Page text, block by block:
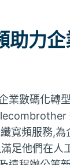
助力
業數碼化轉
寬頻服務,為
足他們在人